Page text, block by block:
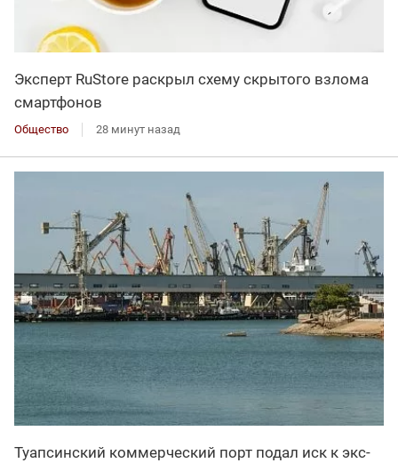
Эксперт RuStore раскрыл схему скрытого взлома
смартфонов
Общество 28 минут назад
Туапсинский коммерческий порт подал иск к экс-